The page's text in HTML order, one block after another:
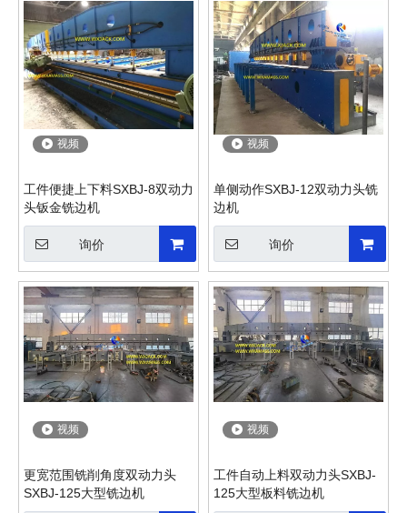
视频
工件便捷上下料SXBJ-8双动力
头钣金铣边机
询价
视频
单侧动作SXBJ-12双动力头铣
边机
询价
视频
更宽范围铣削角度双动力头
SXBJ-125大型铣边机
视频
工件自动上料双动力头SXBJ-
125大型板料铣边机